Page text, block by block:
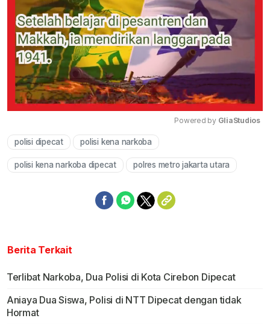
Powered by GliaStudios
polisi dipecat polisi kena narkoba
polisi kena narkoba dipecat polres metro jakarta utara
Berita Terkait
Terlibat Narkoba, Dua Polisi di Kota Cirebon Dipecat
Aniaya Dua Siswa, Polisi di NTT Dipecat dengan tidak
Hormat